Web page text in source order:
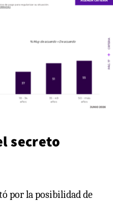
secreto
por la posibilidad de